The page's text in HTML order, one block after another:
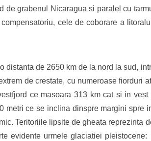
de grabenul Nicaragua si paralel cu
cele de coborare a
distanta de 2650 km de la nord la sud,
de crestate, cu numeroase fiorduri
ce masoara 313 km cat si in vest
metri ce se inclina dinspre margini spre
Teritoriile lipsite de gheata reprezinta
evidente urmele glaciatiei pleistocene: